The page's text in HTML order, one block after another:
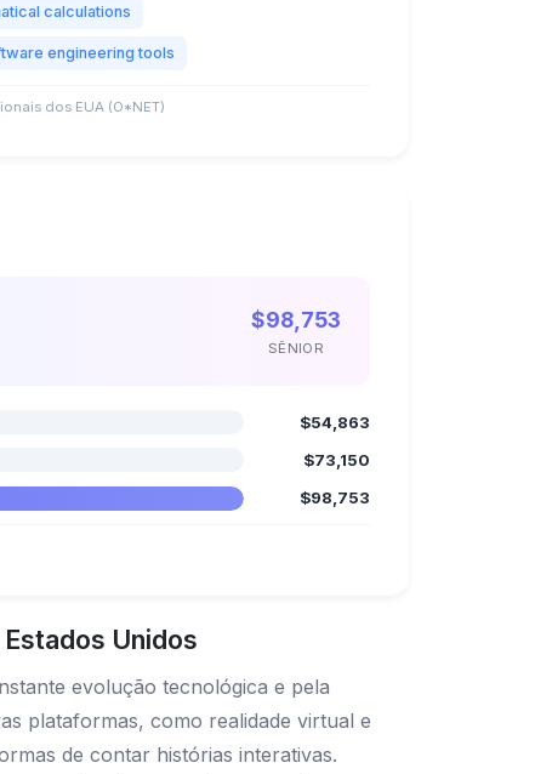
calculations
engineering tools
dos EUA (O*NET)
$98,753
SÊNIOR
$54,863
$73,150
$98,753
Unidos
evolução tecnológica e pela
plataformas, como realidade virtual e
de contar histórias interativas.